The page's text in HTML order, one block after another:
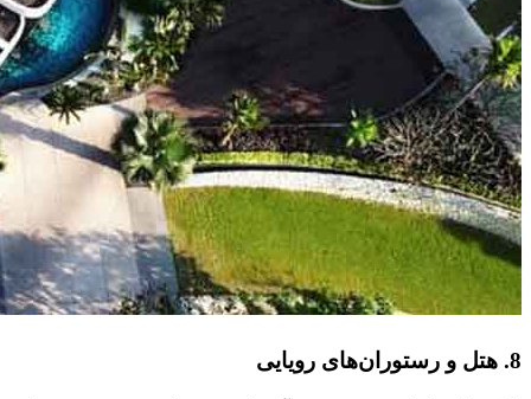
8. هتل و رستوران‌های رویایی